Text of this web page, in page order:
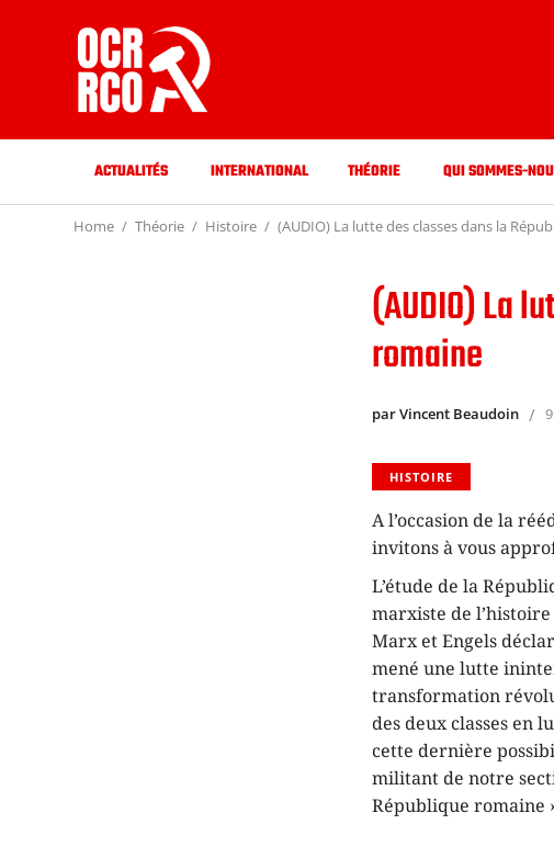
ACTUALITÉS INTERNATIONAL THÉORIE QUI SOMMES-
Home Théorie Histoire (AUDIO) La lutte des classes dans la
(AUDIO) La
romaine
par Vincent Beaudoin
HISTOIRE
A l’occasion de la
invitons à vous
L’étude de la
marxiste de
Marx et Engels
mené une lutte
transformation
des deux classes en
cette dernière
militant de notre
République romaine